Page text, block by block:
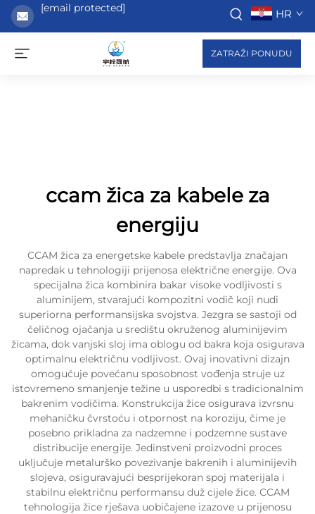
[email protected] HR
ZATRAŽI PONUDU
ccam žica za kabele za
energiju
CCAM žica za energetske kabele predstavlja značajan
napredak u tehnologiji prijenosa električne energije. Ova
specijalna žica kombinira bakar visoke vodljivosti s
aluminijem, stvarajući kompozitni vodič koji nudi
superiorna performansijska svojstva. Jezgra se sastoji od
čeličnog ojačanja u središtu okruženog aluminijevim
žicama, dok vanjski sloj ima oblogu od bakra koja osigurava
optimalnu električnu vodljivost. Ovaj inovativni dizajn
omogućuje povećanu sposobnost vođenja struje uz
istovremeno smanjenje težine u usporedbi s tradicionalnim
bakrenim vodičima. Konstrukcija žice osigurava izvrsnu
mehaničku čvrstoću i otpornost na koroziju, čime je
posebno prikladna za nadzemne i podzemne sustave
distribucije energije. Jedinstveni proizvodni proces
uključuje metalurško povezivanje bakrenih i aluminijevih
slojeva, osiguravajući besprijekoran spoj materijala i
stabilnu električnu performansu duž cijele žice. CCAM
tehnologija žice rješava uobičajene izazove u prijenosu